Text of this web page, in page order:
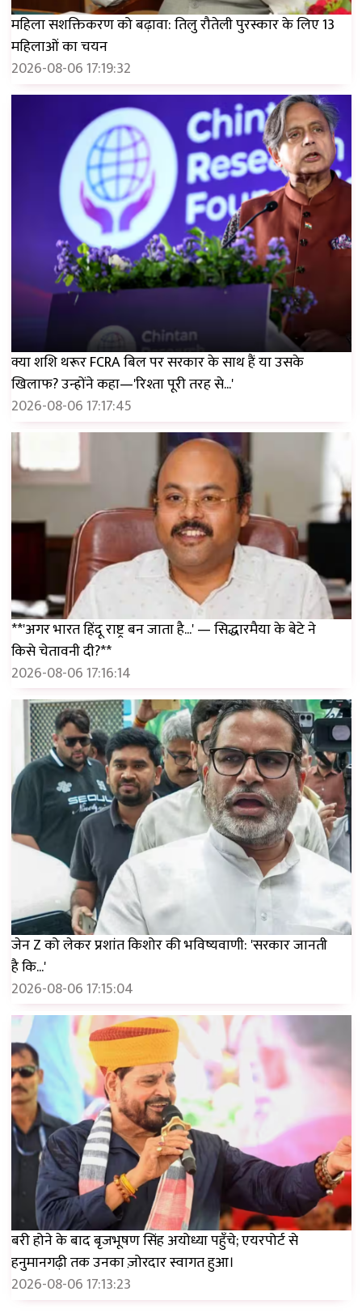
महिला सशक्तिकरण को बढ़ावा: तिलु रौतेली पुरस्कार के लिए 13
महिलाओं का चयन
2026-08-06 17:19:32
क्या शशि थरूर FCRA बिल पर सरकार के साथ हैं या उसके
खिलाफ? उन्होंने कहा—'रिश्ता पूरी तरह से...'
2026-08-06 17:17:45
**'अगर भारत हिंदू राष्ट्र बन जाता है...' — सिद्धारमैया के बेटे ने
किसे चेतावनी दी?**
2026-08-06 17:16:14
जेन Z को लेकर प्रशांत किशोर की भविष्यवाणी: 'सरकार जानती
है कि...'
2026-08-06 17:15:04
बरी होने के बाद बृजभूषण सिंह अयोध्या पहुँचे; एयरपोर्ट से
हनुमानगढ़ी तक उनका ज़ोरदार स्वागत हुआ।
2026-08-06 17:13:23